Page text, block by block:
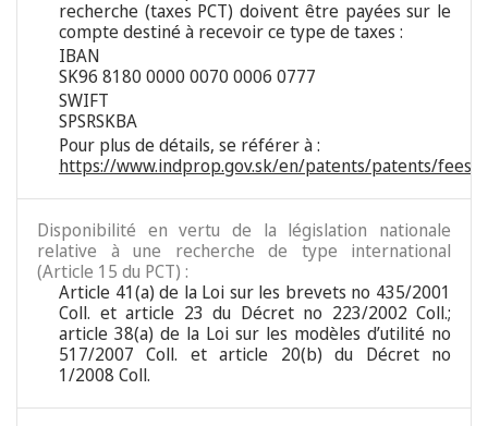
recherche (taxes PCT) doivent être payées sur le
compte destiné à recevoir ce type de taxes :
IBAN
SK96 8180 0000 0070 0006 0777
SWIFT
SPSRSKBA
Pour plus de détails, se référer à :
https://www.indprop.gov.sk/en/patents/patents/fees/
Disponibilité en vertu de la législation nationale
relative à une recherche de type international
(Article 15 du PCT) :
Article 41(a) de la Loi sur les brevets no 435/2001
Coll. et article 23 du Décret no 223/2002 Coll.;
article 38(a) de la Loi sur les modèles d’utilité no
517/2007 Coll. et article 20(b) du Décret no
1/2008 Coll.